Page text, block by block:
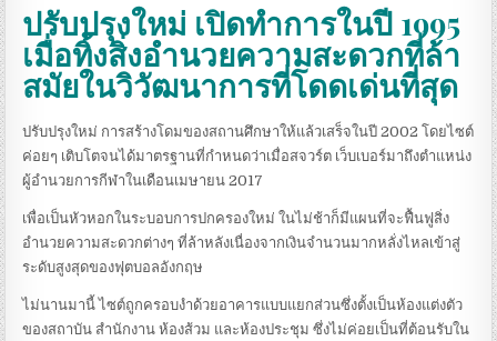
ปรับปรุงใหม่ เปิดทำการในปี 1995
เมื่อทิ้งสิ่งอำนวยความสะดวกที่ล้า
สมัยในวิวัฒนาการที่โดดเด่นที่สุด
ปรับปรุงใหม่ การสร้างโดมของสถานศึกษาให้แล้วเสร็จในปี 2002 โดยไซต์
ค่อยๆ เติบโตจนได้มาตรฐานที่กำหนดว่าเมื่อสจวร์ต เว็บเบอร์มาถึงตำแหน่ง
ผู้อำนวยการกีฬาในเดือนเมษายน 2017
เพื่อเป็นหัวหอกในระบอบการปกครองใหม่ ในไม่ช้าก็มีแผนที่จะฟื้นฟูสิ่ง
อำนวยความสะดวกต่างๆ ที่ล้าหลังเนื่องจากเงินจำนวนมากหลั่งไหลเข้าสู่
ระดับสูงสุดของฟุตบอลอังกฤษ
ไม่นานมานี้ ไซต์ถูกครอบงำด้วยอาคารแบบแยกส่วนซึ่งตั้งเป็นห้องแต่งตัว
ของสถาบัน สำนักงาน ห้องส้วม และห้องประชุม ซึ่งไม่ค่อยเป็นที่ต้อนรับใน